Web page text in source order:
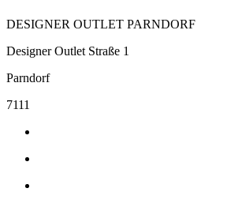
DESIGNER OUTLET PARNDORF
Designer Outlet Straße 1
Parndorf
7111